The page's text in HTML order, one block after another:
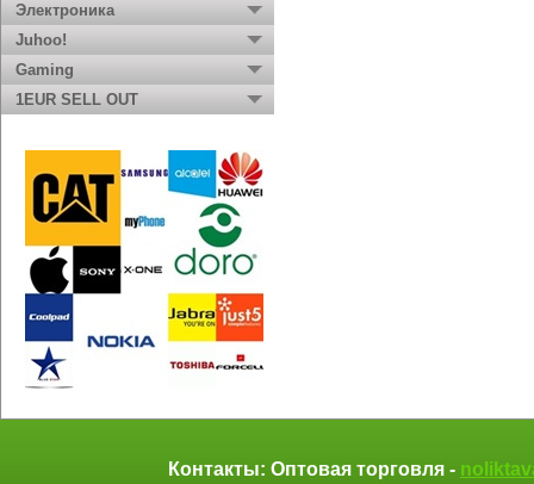
Электроника
Juhoo!
Gaming
1EUR SELL OUT
Контакты: Оптовая торговля -